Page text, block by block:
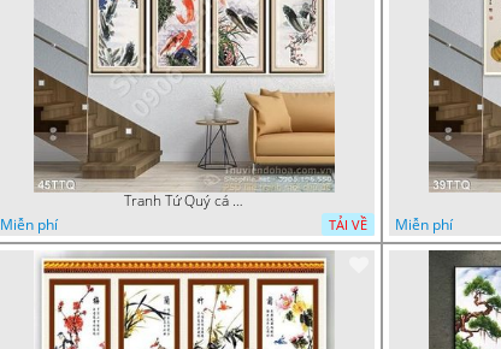
Tranh Tứ Quý cá chép đẹp ấn tượng
Miễn phí
TẢI VỀ
Miễn phí